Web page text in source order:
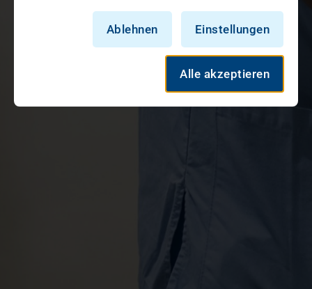
Ablehnen Einstellungen
Alle akzeptieren